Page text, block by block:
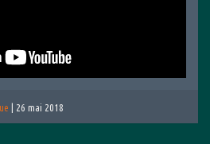
26 mai 2018